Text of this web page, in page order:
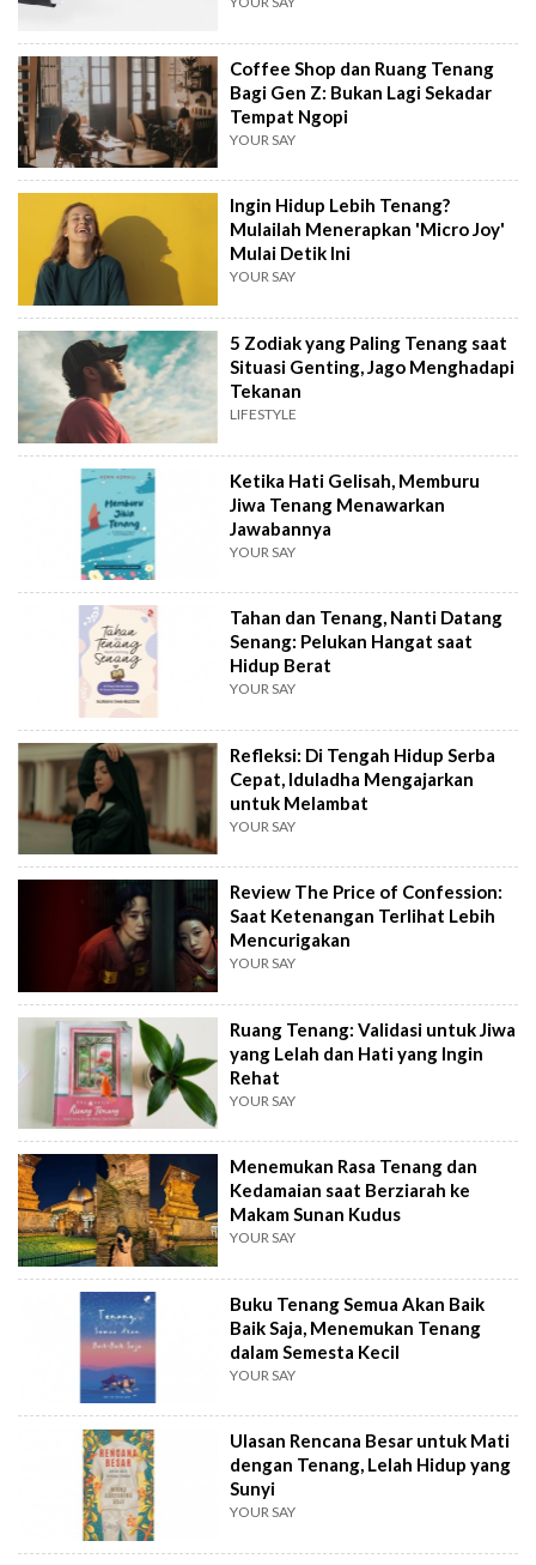
Coffee Shop dan Ruang Tenang
Bagi Gen Z: Bukan Lagi Sekadar
Tempat Ngopi
YOUR SAY
Ingin Hidup Lebih Tenang?
Mulailah Menerapkan 'Micro Joy'
Mulai Detik Ini
YOUR SAY
5 Zodiak yang Paling Tenang saat
Situasi Genting, Jago Menghadapi
Tekanan
LIFESTYLE
Ketika Hati Gelisah, Memburu
Jiwa Tenang Menawarkan
Jawabannya
YOUR SAY
Tahan dan Tenang, Nanti Datang
Senang: Pelukan Hangat saat
Hidup Berat
YOUR SAY
Refleksi: Di Tengah Hidup Serba
Cepat, Iduladha Mengajarkan
untuk Melambat
YOUR SAY
Review The Price of Confession:
Saat Ketenangan Terlihat Lebih
Mencurigakan
YOUR SAY
Ruang Tenang: Validasi untuk Jiwa
yang Lelah dan Hati yang Ingin
Rehat
YOUR SAY
Menemukan Rasa Tenang dan
Kedamaian saat Berziarah ke
Makam Sunan Kudus
YOUR SAY
Buku Tenang Semua Akan Baik
Baik Saja, Menemukan Tenang
dalam Semesta Kecil
YOUR SAY
Ulasan Rencana Besar untuk Mati
dengan Tenang, Lelah Hidup yang
Sunyi
YOUR SAY